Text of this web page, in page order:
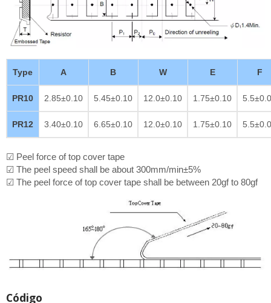
Type A B W E F
PR10 2.85±0.10 5.45±0.10 12.0±0.10 1.75±0.10
PR12 3.40±0.10 6.65±0.10 12.0±0.10 1.75±0.10
☑ Peel force of top cover tape
☑ The peel speed shall be about 300mm/min±5%
☑ The peel force of top cover tape shall be between 20gf to 80gf
Código